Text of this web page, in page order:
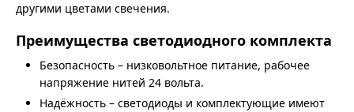
другими цветами свечения.
Преимущества светодиодного комплекта
Безопасность – низковольтное питание, рабочее
напряжение нитей 24 вольта.
Надёжность – светодиоды и комплектующие имеют